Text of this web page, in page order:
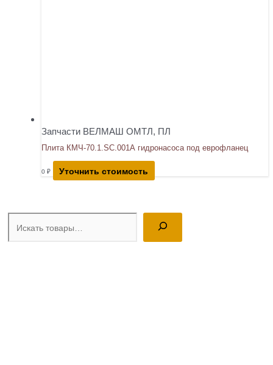
Поиск
Запчасти ВЕЛМАШ ОМТЛ, ПЛ
Плита КМЧ-70.1.SC.001А гидронасоса под еврофланец
0 ₽ Уточнить стоимость